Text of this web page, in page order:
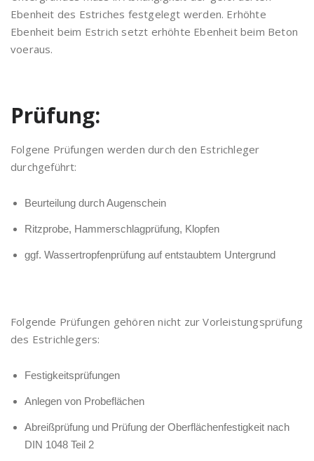
Ebenheit des Estriches festgelegt werden. Erhöhte
Ebenheit beim Estrich setzt erhöhte Ebenheit beim Beton
voeraus.
Prüfung:
Folgene Prüfungen werden durch den Estrichleger
durchgeführt:
Beurteilung durch Augenschein
Ritzprobe, Hammerschlagprüfung, Klopfen
ggf. Wassertropfenprüfung auf entstaubtem Untergrund
Folgende Prüfungen gehören nicht zur Vorleistungsprüfung
des Estrichlegers:
Festigkeitsprüfungen
Anlegen von Probeflächen
Abreißprüfung und Prüfung der Oberflächenfestigkeit nach
DIN 1048 Teil 2